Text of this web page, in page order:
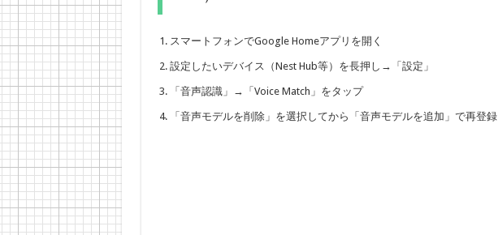
スマートフォンでGoogle Homeアプリを開く
設定したいデバイス（Nest Hub等）を長押し→「設定」
「音声認識」→「Voice Match」をタップ
「音声モデルを削除」を選択してから「音声モデルを追加」で再登録